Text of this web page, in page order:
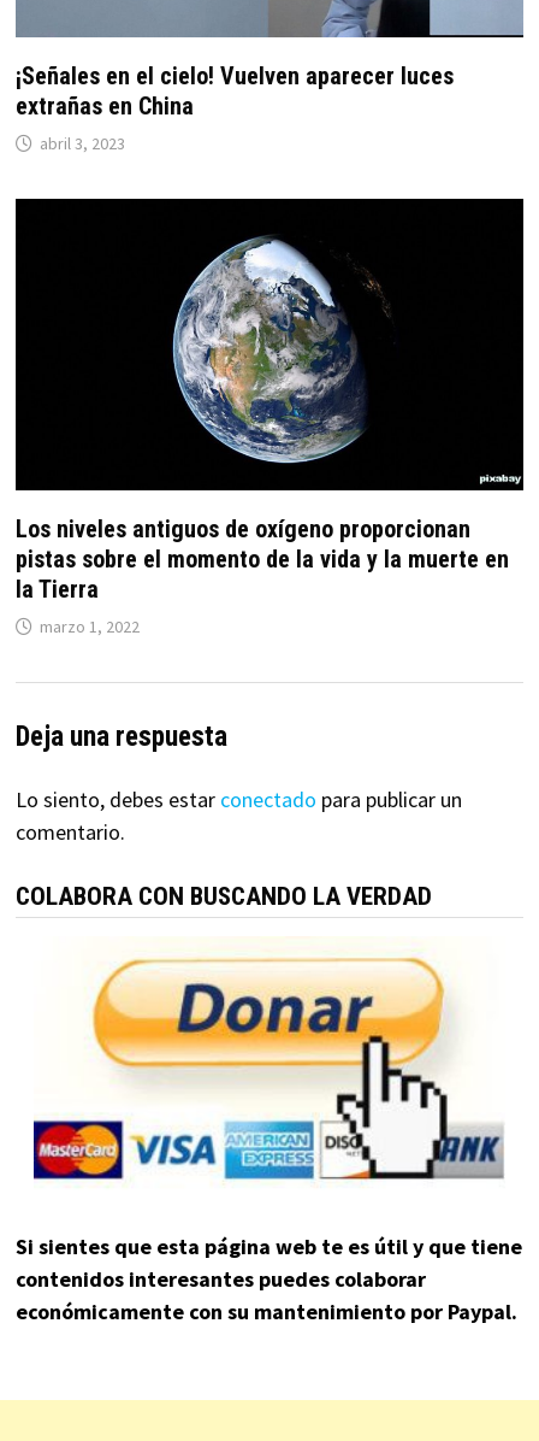
¡Señales en el cielo! Vuelven aparecer luces
extrañas en China
abril 3, 2023
Los niveles antiguos de oxígeno proporcionan
pistas sobre el momento de la vida y la muerte en
la Tierra
marzo 1, 2022
Deja una respuesta
Lo siento, debes estar conectado para publicar un
comentario.
COLABORA CON BUSCANDO LA VERDAD
Si sientes que esta página web te es útil y que tiene
contenidos interesantes puedes colaborar
económicamente con su mantenimiento por Paypal.